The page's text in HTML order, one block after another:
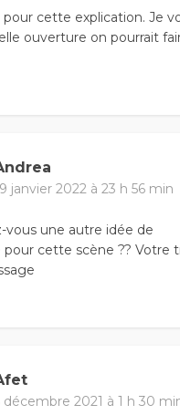
cette explication. Je
ouverture on pourrait
janvier 2022 à 23 h 56 min
vous une autre idée de
cette scène ?? Votre
décembre 2021 à 1 h 30